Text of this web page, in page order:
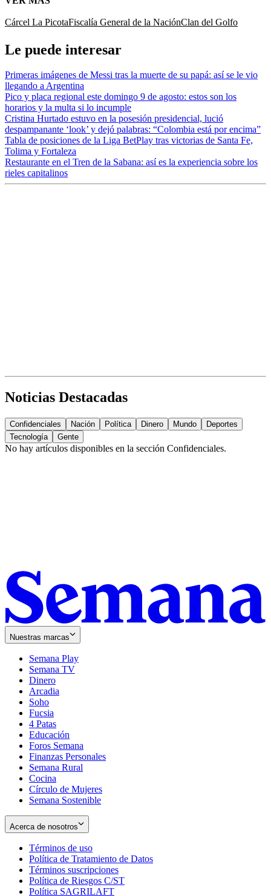
Cárcel La PicotaFiscalía General de la NaciónClan del Golfo
Le puede interesar
Primeras imágenes de Messi tras la muerte de su papá: así se le vio
llegando a Argentina
Pico y placa regional este domingo 9 de agosto: estos son los
horarios y la multa si lo incumple
Cristina Hurtado estuvo en la posesión presidencial, lució
despampanante ‘look’ y dejó palabras: “Colombia está por encima”
Tabla de posiciones de la Liga BetPlay tras victorias de Santa Fe,
Tolima y Fortaleza
Restaurante en el Tren de la Sabana: así es la experiencia sobre los
rieles capitalinos
Noticias Destacadas
Confidenciales Nación Política Dinero Mundo
Deportes
Tecnología
Gente
No hay artículos disponibles en la sección Confidenciales.
Nuestras marcas
Semana Play
Semana TV
Dinero
Arcadia
Soho
in
new
window
Fucsia
in
new
window
4 Patas
Educación
Foros Semana
Finanzas Personales
Semana Rural
Cocina
Círculo de Mujeres
Semana Sostenible
Acerca de nosotros
Términos de uso
in
new
window
Política de Tratamiento de Datos
Términos suscripciones
in
Política de Riesgos C/ST
Política SAGRILAFT